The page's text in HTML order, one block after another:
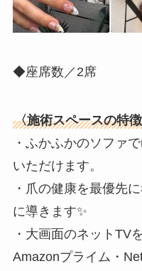
◆座席数／2席
〈施術スペースの特
・ふかふかのソファ
いただけます。
・爪の健康を最優先
に導きます✨
・大画面のネットTV
Amazonプライム・